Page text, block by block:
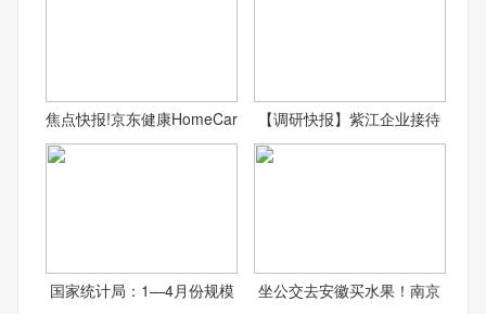
焦点快报!京东健康HomeCar 【调研快报】紫江企业接待
国家统计局：1—4月份规模 坐公交去安徽买水果！南京